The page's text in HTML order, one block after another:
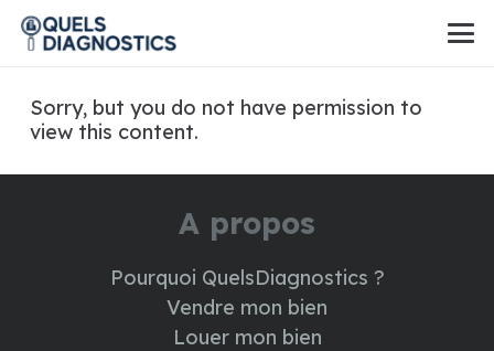
Sorry, but you do not have permission to
view this content.
A propos
Pourquoi QuelsDiagnostics ?
Vendre mon bien
Louer mon bien